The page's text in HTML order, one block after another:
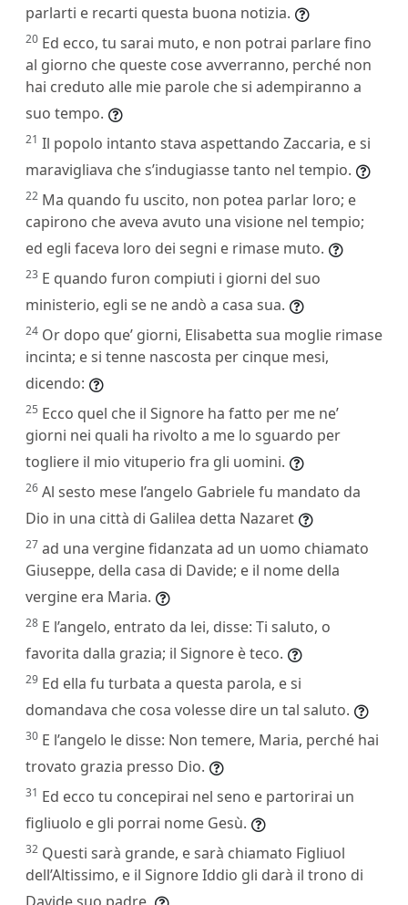
parlarti e recarti questa buona notizia.
20 Ed ecco, tu sarai muto, e non potrai parlare fino
al giorno che queste cose avverranno, perché non
hai creduto alle mie parole che si adempiranno a
suo tempo.
21 Il popolo intanto stava aspettando Zaccaria, e si
maravigliava che s’indugiasse tanto nel tempio.
22 Ma quando fu uscito, non potea parlar loro; e
capirono che aveva avuto una visione nel tempio;
ed egli faceva loro dei segni e rimase muto.
23 E quando furon compiuti i giorni del suo
ministerio, egli se ne andò a casa sua.
24 Or dopo que’ giorni, Elisabetta sua moglie rimase
incinta; e si tenne nascosta per cinque mesi,
dicendo:
25 Ecco quel che il Signore ha fatto per me ne’
giorni nei quali ha rivolto a me lo sguardo per
togliere il mio vituperio fra gli uomini.
26 Al sesto mese l’angelo Gabriele fu mandato da
Dio in una città di Galilea detta Nazaret
27 ad una vergine fidanzata ad un uomo chiamato
Giuseppe, della casa di Davide; e il nome della
vergine era Maria.
28 E l’angelo, entrato da lei, disse: Ti saluto, o
favorita dalla grazia; il Signore è teco.
29 Ed ella fu turbata a questa parola, e si
domandava che cosa volesse dire un tal saluto.
30 E l’angelo le disse: Non temere, Maria, perché hai
trovato grazia presso Dio.
31 Ed ecco tu concepirai nel seno e partorirai un
figliuolo e gli porrai nome Gesù.
32 Questi sarà grande, e sarà chiamato Figliuol
dell’Altissimo, e il Signore Iddio gli darà il trono di